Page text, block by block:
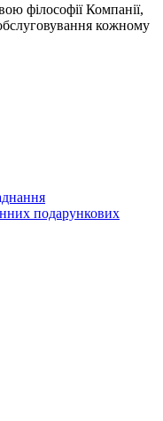
філософії Компанії,
кожному
подарункових